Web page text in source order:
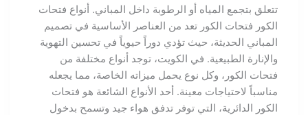
تتعلق بتجمع المياه أو الرطوبة داخل المباني. أنواع فتحات
الكور فتحات الكور تعد من العناصر الأساسية في تصميم
المباني الحديثة، حيث تؤدي دوراً حيوياً في تحسين التهوية
والإنارة الطبيعية. في الكويت، توجد أنواع مختلفة من
فتحات الكور، وكل نوع يحمل ميزاته الخاصة، مما يجعله
مناسباً لاحتياجات معينة. أحد الأنواع الشائعة هو فتحات
الكور الدائرية، التي توفر تدفق هواء جيد وتسمح بدخول